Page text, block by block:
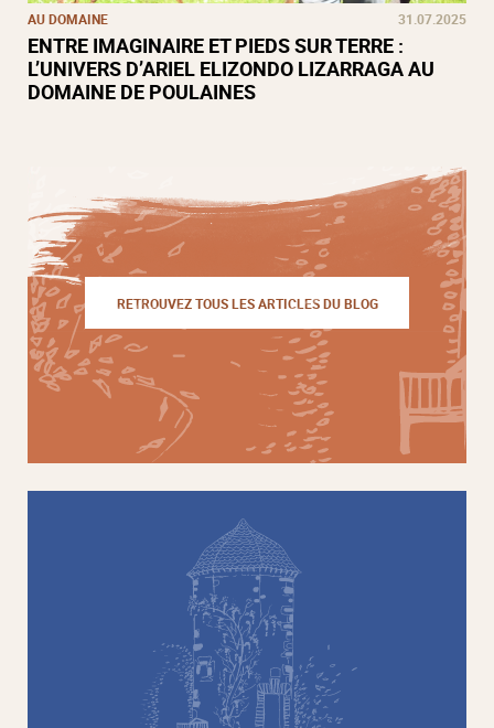
AU DOMAINE 31.07.2025
ENTRE IMAGINAIRE ET PIEDS SUR TERRE :
L’UNIVERS D’ARIEL ELIZONDO LIZARRAGA AU
DOMAINE DE POULAINES
RETROUVEZ TOUS LES ARTICLES DU BLOG